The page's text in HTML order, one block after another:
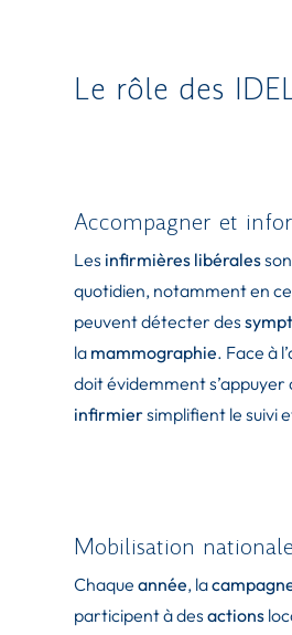
Le rôle des
Accompagner et
Les infirmières libérales
quotidien, notamment en
peuvent détecter des
la mammographie. Face à
doit évidemment s’appuyer
infirmiersimplifient le suivi
Mobilisation
Chaqueannée, la
participent à desactions